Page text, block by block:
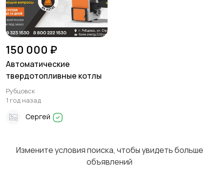
150 000 ₽
Автоматические
твердотопливные котлы
Рубцовск
1 год назад
Сергей
Измените условия поиска, чтобы увидеть больше
объявлений